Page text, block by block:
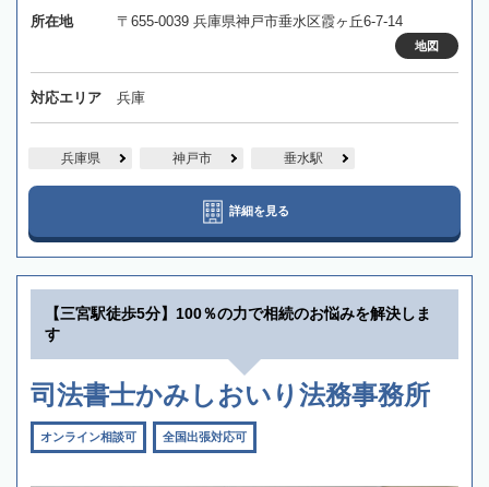
所在地 〒655-0039 兵庫県神戸市垂水区霞ヶ丘6-7-14
地図
対応エリア 兵庫
兵庫県 神戸市 垂水駅
詳細を見る
【三宮駅徒歩5分】100％の力で相続のお悩みを解決しま
す
司法書士かみしおいり法務事務所
オンライン相談可 全国出張対応可